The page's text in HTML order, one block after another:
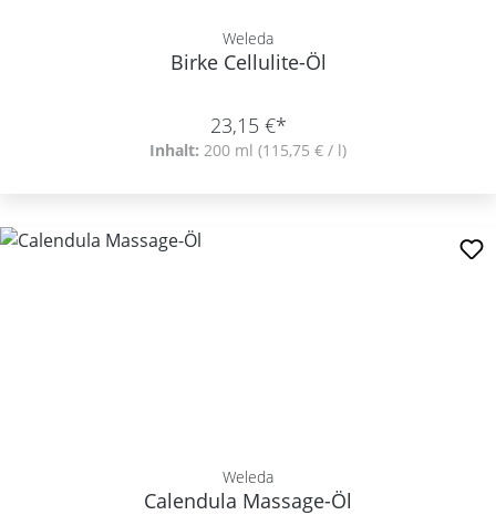
Weleda
Birke Cellulite-Öl
23,15 €*
Inhalt: 200 ml (115,75 € / l)
Weleda
Calendula Massage-Öl